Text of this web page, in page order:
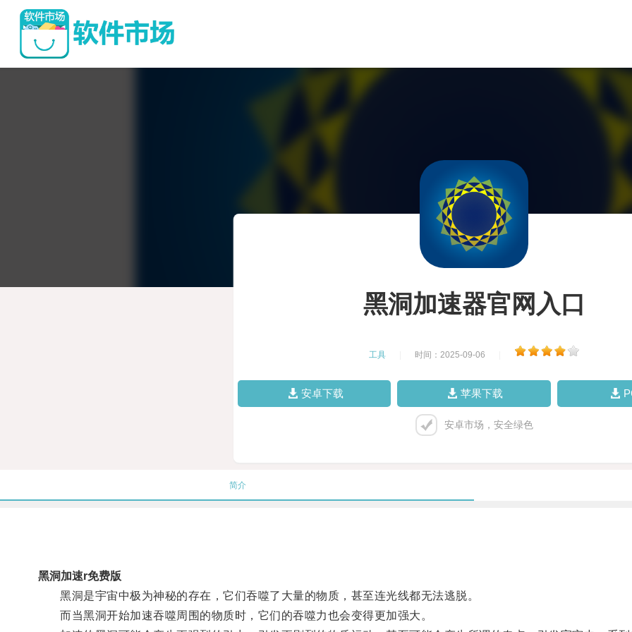
黑洞加速器官网入口
工具 时间：2025-09-06
安卓下载 苹果下载
安卓市场，安全绿色
简介
黑洞加速r免费版
黑洞是宇宙中极为神秘的存在，它们吞噬了大量的物质，甚至连光线都无法逃脱。
而当黑洞开始加速吞噬周围的物质时，它们的吞噬力也会变得更加强大。